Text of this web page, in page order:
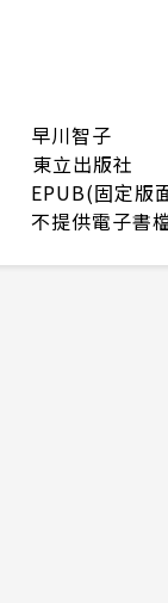
早川智子
東立出版社
EPUB(固定版
不提供電子書